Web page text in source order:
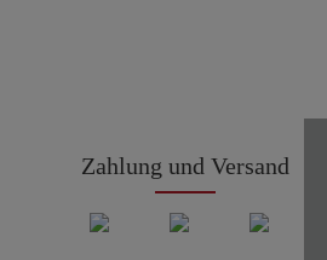
Zahlung und Versand